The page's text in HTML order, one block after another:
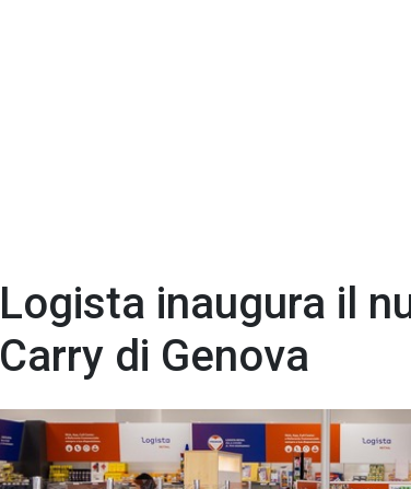
Logista inaugura il
Carry di Genova